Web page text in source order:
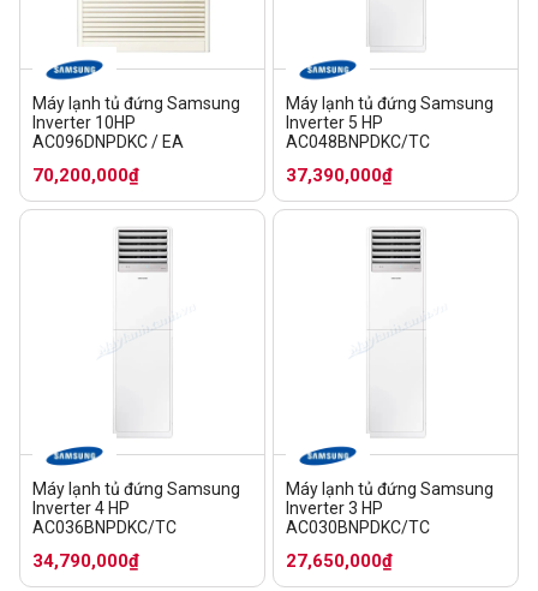
Máy lạnh tủ đứng Samsung
Inverter 10HP
AC096DNPDKC / EA
70,200,000₫
Máy lạnh tủ đứng Samsung
Inverter 5 HP
AC048BNPDKC/TC
37,390,000₫
Máy lạnh tủ đứng Samsung
Inverter 4 HP
AC036BNPDKC/TC
34,790,000₫
Máy lạnh tủ đứng Samsung
Inverter 3 HP
AC030BNPDKC/TC
27,650,000₫